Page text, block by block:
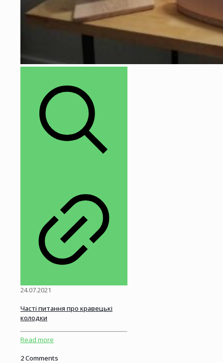
24.07.2021
Часті питання про кравецькі
колодки
Read more
2 Comments